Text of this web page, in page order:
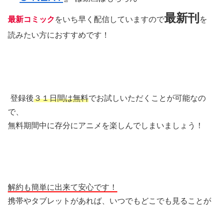
最新コミック をいち早く配信していますので最新刊 を
読みたい方におすすめです！
登録後３１日間は無料でお試しいただくことが可能なの
で、
無料期間中に存分にアニメを楽しんでしまいましょう！
解約も簡単に出来て安心です！
携帯やタブレットがあれば、いつでもどこでも見ることが